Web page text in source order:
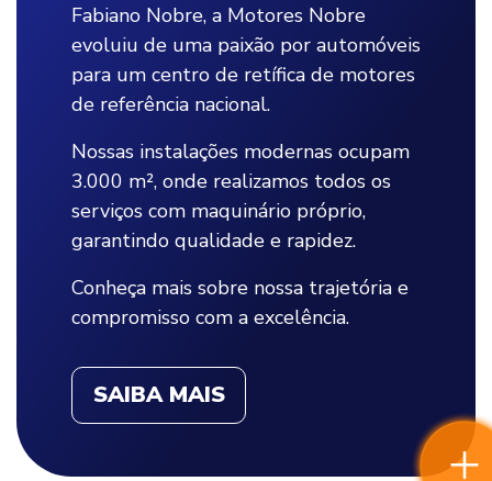
Fabiano Nobre, a Motores Nobre
evoluiu de uma paixão por automóveis
para um centro de retífica de motores
de referência nacional.
Nossas instalações modernas ocupam
3.000 m², onde realizamos todos os
serviços com maquinário próprio,
garantindo qualidade e rapidez.
Conheça mais sobre nossa trajetória e
compromisso com a excelência.
SAIBA MAIS